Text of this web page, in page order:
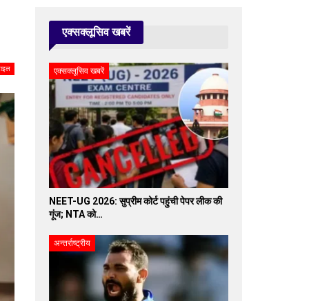
एक्सक्लूसिव खबरें
एक्सक्लूसिव खबरें
NEET-UG 2026: सुप्रीम कोर्ट पहुंची पेपर लीक की
गूंज; NTA को…
अन्तर्राष्ट्रीय